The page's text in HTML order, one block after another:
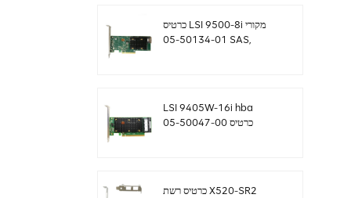
כרטיס LSI 9500-8i מקורי
05-50134-01 SAS,
LSI 9405W-16i hba
כרטיס 05-50047-00
כרטיס רשת X520-SR2